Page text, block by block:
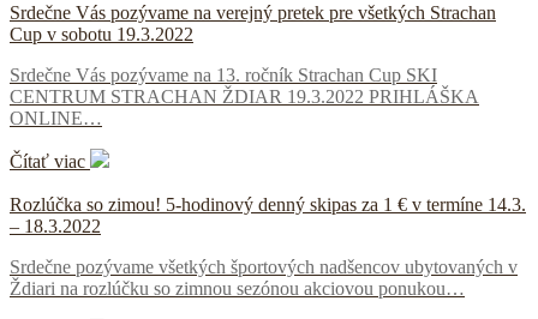
Srdečne Vás pozývame na verejný pretek pre všetkých Strachan
Cup v sobotu 19.3.2022
Srdečne Vás pozývame na 13. ročník Strachan Cup SKI
CENTRUM STRACHAN ŽDIAR 19.3.2022 PRIHLÁŠKA
ONLINE…
Čítať viac
Rozlúčka so zimou! 5-hodinový denný skipas za 1 € v termíne 14.3.
– 18.3.2022
Srdečne pozývame všetkých športových nadšencov ubytovaných v
Ždiari na rozlúčku so zimnou sezónou akciovou ponukou…